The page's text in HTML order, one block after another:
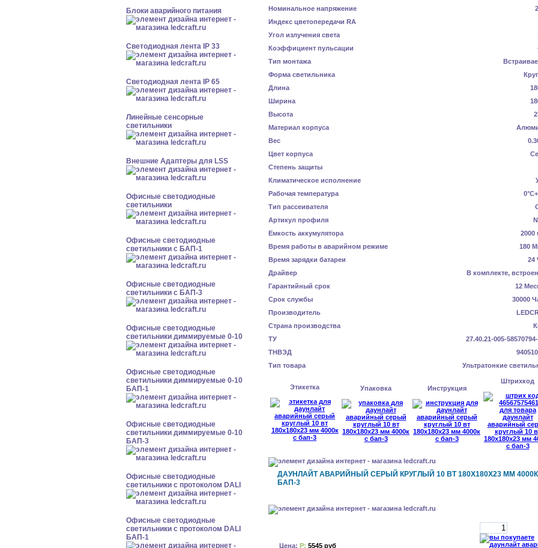
Блоки аварийного питания
Светодиодная лента IP 33
Светодиодная лента IP 65
Линейные сенсорные
светильники
Внешние Адаптеры для LSS
Офисные светодиодные
светильники
Офисные светодиодные
светильники с БАП-1
Офисные светодиодные
светильники с БАП-3
Офисные светодиодные
светильники диммируемые 0-10
Офисные светодиодные
светильники диммируемые 0-10
БАП-1
Офисные светодиодные
светильники диммируемые 0-10
БАП-3
Офисные светодиодные
светильники с протоколом DALI
Офисные светодиодные
светильники с протоколом DALI
БАП-1
Номинальное напряжение
Индекс цветопередачи RA
Угол излучения света
Коэффициент пульсации
Тип монтажа
Форма светильника
Длина
Ширина
Высота
Материал корпуса
Вес
Цвет корпуса
Степень защиты
Климатическое исполнение
Рабочая температура
Тип рассеивателя
Артикул профиля
Емкость аккумулятора
2000
Время работы в аварийном режиме
180
Время зарядки батареи
24
Драйвер
В комплекте,
Гарантийный срок
12
Срок службы
30000
Производитель
Страна производства
ТУ
27.40.21-005-
ТНВЭД
Тип товара
Ультратонкие
Этикетка Упаковка Инструкция
Штрихкод
ДАУНЛАЙТ АВАРИЙНЫЙ СЕРЫЙ КРУГЛЫЙ 10 ВТ 180X180X23 ММ
БАП-3
Цена: Р: 5545 руб